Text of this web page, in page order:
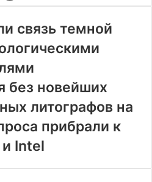
связь темной
без новейших
литографов на
прибрали к
Intel